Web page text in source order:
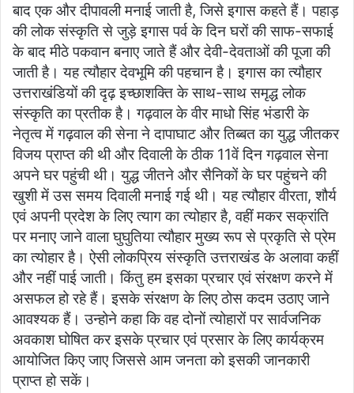
बाद एक और दीपावली मनाई जाती है, जिसे इगास कहते हैं। पहाड़
की लोक संस्कृति से जुड़े इगास पर्व के दिन घरों की साफ-सफाई
के बाद मीठे पकवान बनाए जाते हैं और देवी-देवताओं की पूजा की
जाती है। यह त्यौहार देवभूमि की पहचान है। इगास का त्यौहार
उत्तराखंडियों की दृढ़ इच्छाशक्ति के साथ-साथ समृद्ध लोक
संस्कृति का प्रतीक है। गढ़वाल के वीर माधो सिंह भंडारी के
नेतृत्व में गढ़वाल की सेना ने दापाघाट और तिब्बत का युद्ध जीतकर
विजय प्राप्त की थी और दिवाली के ठीक 11वें दिन गढ़वाल सेना
अपने घर पहुंची थी। युद्ध जीतने और सैनिकों के घर पहुंचने की
खुशी में उस समय दिवाली मनाई गई थी। यह त्यौहार वीरता, शौर्य
एवं अपनी प्रदेश के लिए त्याग का त्योहार है, वहीं मकर सक्रांति
पर मनाए जाने वाला घुघुतिया त्यौहार मुख्य रूप से प्रकृति से प्रेम
का त्योहार है। ऐसी लोकप्रिय संस्कृति उत्तराखंड के अलावा कहीं
और नहीं पाई जाती। किंतु हम इसका प्रचार एवं संरक्षण करने में
असफल हो रहे हैं। इसके संरक्षण के लिए ठोस कदम उठाए जाने
आवश्यक हैं। उन्होने कहा कि वह दोनों त्योहारों पर सार्वजनिक
अवकाश घोषित कर इसके प्रचार एवं प्रसार के लिए कार्यक्रम
आयोजित किए जाए जिससे आम जनता को इसकी जानकारी
प्राप्त हो सकें।